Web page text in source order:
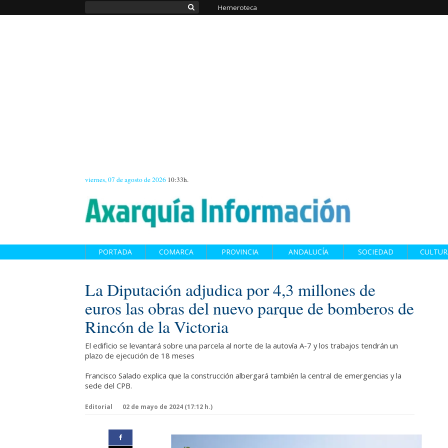
Hemeroteca
viernes, 07 de agosto de 2026 10:33h.
PORTADA COMARCA PROVINCIA ANDALUCÍA SOCIEDAD
La Diputación adjudica por 4,3 millones de
euros las obras del nuevo parque de bomberos de
Rincón de la Victoria
El edificio se levantará sobre una parcela al norte de la autovía A-7 y los trabajos tendrán un
plazo de ejecución de 18 meses
Francisco Salado explica que la construcción albergará también la central de emergencias y la
sede del CPB.
Editorial 02 de mayo de 2024 (17:12 h.)